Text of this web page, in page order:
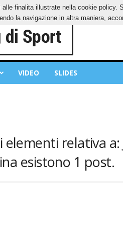
VIDEO SLIDES
relativa a:
esistono 1 post.
finalita illustrate nella cookie
la navigazione in altra maniera,